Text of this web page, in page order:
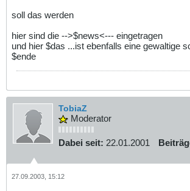
soll das werden
hier sind die -->$news<--- eingetragen
und hier $das ...ist ebenfalls eine gewaltige
$ende
TobiaZ
Moderator
Dabei seit: 22.01.2001
27.09.2003, 15:12